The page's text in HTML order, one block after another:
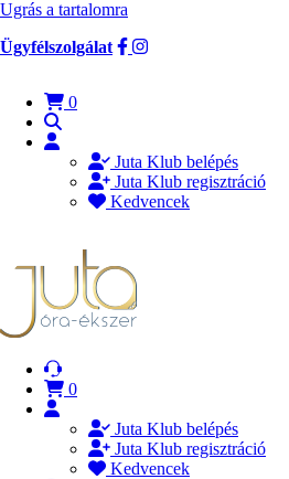
Ugrás a tartalomra
Ügyfélszolgálat
0
Juta Klub belépés
Juta Klub regisztráció
Kedvencek
0
Juta Klub belépés
Juta Klub regisztráció
Kedvencek